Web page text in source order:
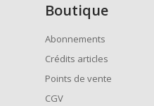
Boutique
Abonnements
Crédits articles
Points de vente
CGV